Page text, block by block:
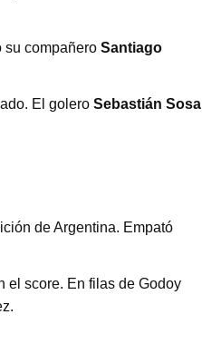
su compañero Santiago
El golero Sebastián Sosa
de Argentina. Empató
el score. En filas de Godoy